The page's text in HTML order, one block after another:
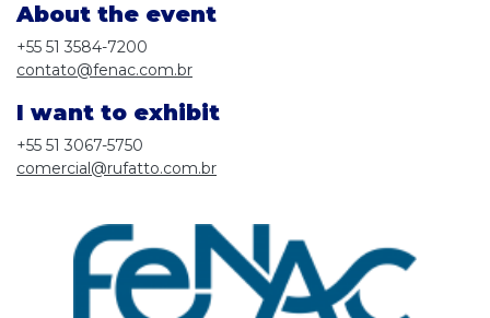
About the event
+55 51 3584-7200
contato@fenac.com.br
I want to exhibit
+55 51 3067-5750
comercial@rufatto.com.br